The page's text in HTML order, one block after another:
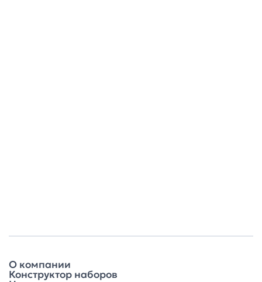
О компании
Конструктор наборов